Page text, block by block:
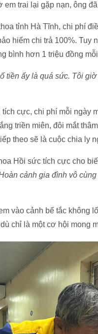
trai lại gặp nạn, ông
tỉnh Hà Tĩnh, chi phí
hiểm chi trả 100%. Tuy
bình hơn 1 triệu đồng
tiền ấy là quá sức. Tôi
cực, chi phí mỗi ngày
triền miên, đôi mắt
theo sẽ là cuộc chia ly
Hồi sức tích cực cho
cảnh gia đình vô
vào cảnh bế tắc không
chỉ là một cơ hội mong